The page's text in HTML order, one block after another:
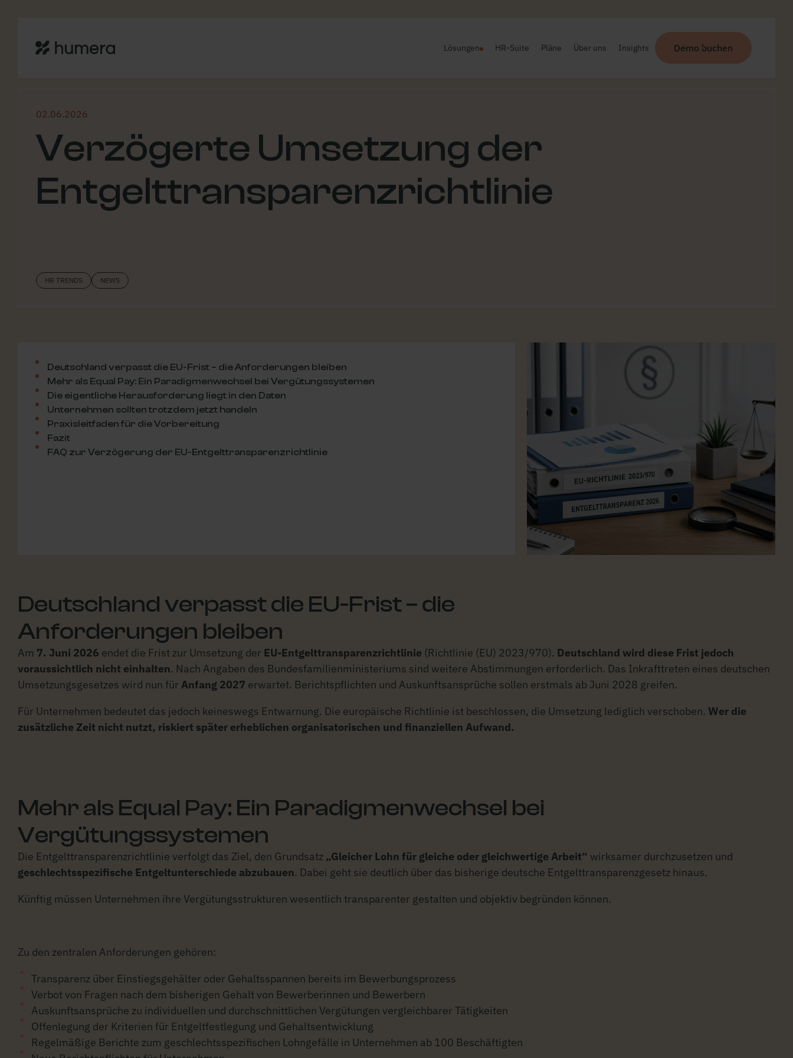
Lösungen HR-Suite Pläne Über uns Insights Demo buchen
02.06.2026
Verzögerte Umsetzung der
Entgelttransparenzrichtlinie
HR TRENDS NEWS
Deutschland verpasst die EU-Frist – die Anforderungen bleiben
Mehr als Equal Pay: Ein Paradigmenwechsel bei Vergütungssystemen
Die eigentliche Herausforderung liegt in den Daten
Unternehmen sollten trotzdem jetzt handeln
Praxisleitfaden für die Vorbereitung
Fazit
FAQ zur Verzögerung der EU-Entgelttransparenzrichtlinie
Deutschland verpasst die EU-Frist – die
Anforderungen bleiben
Am 7. Juni 2026 endet die Frist zur Umsetzung der EU-Entgelttransparenzrichtlinie (Richtlinie (EU) 2023/970). Deutschland wird diese Frist jedoch
voraussichtlich nicht einhalten. Nach Angaben des Bundesfamilienministeriums sind weitere Abstimmungen erforderlich. Das Inkrafttreten eines deutschen
Umsetzungsgesetzes wird nun für Anfang 2027 erwartet. Berichtspflichten und Auskunftsansprüche sollen erstmals ab Juni 2028 greifen.
Für Unternehmen bedeutet das jedoch keineswegs Entwarnung. Die europäische Richtlinie ist beschlossen, die Umsetzung lediglich verschoben. Wer die
zusätzliche Zeit nicht nutzt, riskiert später erheblichen organisatorischen und finanziellen Aufwand.
Mehr als Equal Pay: Ein Paradigmenwechsel bei
Vergütungssystemen
Die Entgelttransparenzrichtlinie verfolgt das Ziel, den Grundsatz „Gleicher Lohn für gleiche oder gleichwertige Arbeit“ wirksamer durchzusetzen und
geschlechtsspezifische Entgeltunterschiede abzubauen. Dabei geht sie deutlich über das bisherige deutsche Entgelttransparenzgesetz hinaus.
Künftig müssen Unternehmen ihre Vergütungsstrukturen wesentlich transparenter gestalten und objektiv begründen können.
Zu den zentralen Anforderungen gehören:
Transparenz über Einstiegsgehälter oder Gehaltsspannen bereits im Bewerbungsprozess
Verbot von Fragen nach dem bisherigen Gehalt von Bewerberinnen und Bewerbern
Auskunftsansprüche zu individuellen und durchschnittlichen Vergütungen vergleichbarer Tätigkeiten
Offenlegung der Kriterien für Entgeltfestlegung und Gehaltsentwicklung
Regelmäßige Berichte zum geschlechtsspezifischen Lohngefälle in Unternehmen ab 100 Beschäftigten